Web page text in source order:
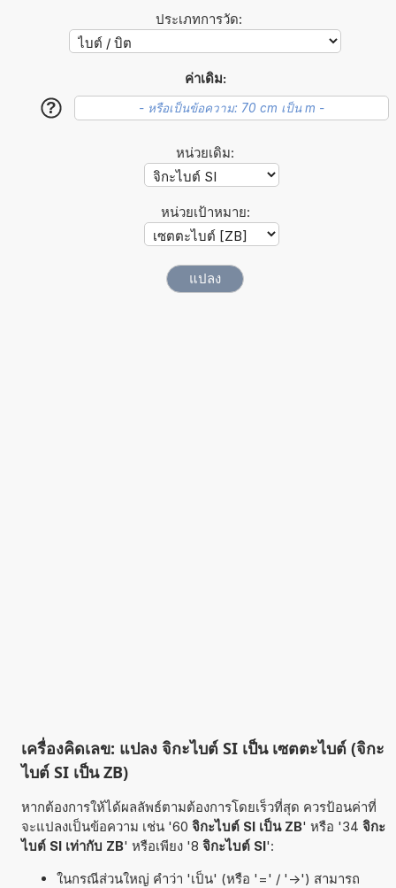
ประเภทการวัด:
ค่าเดิม:
?
หน่วยเดิม:
หน่วยเป้าหมาย:
เครื่องคิดเลข: แปลง จิกะไบต์ SI เป็น เซตตะไบต์ (จิกะ
ไบต์ SI เป็น ZB)
หากต้องการให้ได้ผลลัพธ์ตามต้องการโดยเร็วที่สุด ควรป้อนค่าที่
จะแปลงเป็นข้อความ เช่น '60 จิกะไบต์ SI เป็น ZB' หรือ '34 จิกะ
ไบต์ SI เท่ากับ ZB' หรือเพียง '8 จิกะไบต์ SI':
ในกรณีส่วนใหญ่ คำว่า 'เป็น' (หรือ '=' / '->') สามารถ